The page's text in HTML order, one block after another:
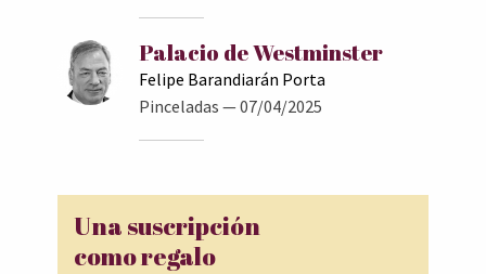
Palacio de Westminster
Felipe Barandiarán Porta
Pinceladas — 07/04/2025
Una suscripción
como regalo